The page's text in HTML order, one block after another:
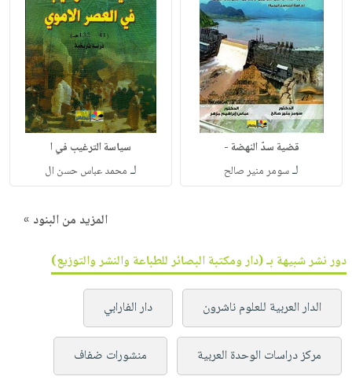
قضية سدّ النهضة -
لـسومر منير صالح
سياسة الترغيب في ا
لـ محمد عباس حسن ال
المزيد من البنود »
دور نشر شبيهة بـ (دار ومكتبة البصائر للطباعة والنشر والتوزيع)
الدار العربية للعلوم ناشرون دار الفارابي
مركز دراسات الوحدة العربية منشورات ضفاف